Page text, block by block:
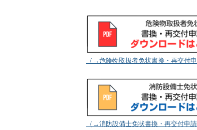
（→危険物取扱者免状書換・再交付申
（→消防設備士免状書換・再交付申請